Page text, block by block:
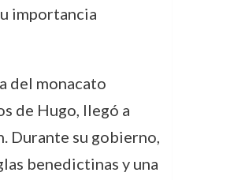
importancia
del monacato
de Hugo, llegó a
Durante su gobierno,
benedictinas y una